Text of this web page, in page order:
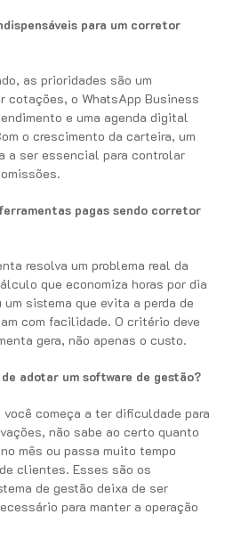
para um corretor
as prioridades são um
cotações, o WhatsApp Business
e uma agenda digital
o crescimento da carteira, um
a ser essencial para controlar
pagas sendo corretor
resolva um problema real da
que economiza horas por dia
sistema que evita a perda de
com facilidade. O critério deve
gera, não apenas o custo.
adotar um software de gestão?
começa a ter dificuldade para
não sabe ao certo quanto
mês ou passa muito tempo
clientes. Esses são os
de gestão deixa de ser
para manter a operação